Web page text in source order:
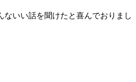
ないい話を聞けたと喜んでおりまし